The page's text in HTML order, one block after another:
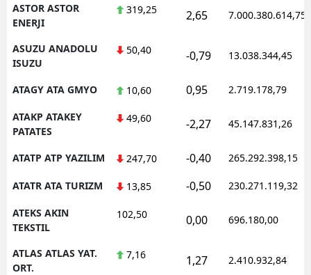
ASTOR ASTOR
ENERJI
319,25 2,65 7.000.380.614,75
ASUZU ANADOLU
ISUZU
50,40 -0,79 13.038.344,45
ATAGY ATA GMYO 10,60 0,95 2.719.178,79
ATAKP ATAKEY
PATATES
49,60 -2,27 45.147.831,26
ATATP ATP YAZILIM 247,70 -0,40 265.292.398,15
ATATR ATA TURIZM 13,85 -0,50 230.271.119,32
ATEKS AKIN
TEKSTIL
102,50 0,00 696.180,00
ATLAS ATLAS YAT.
ORT.
7,16 1,27 2.410.932,84